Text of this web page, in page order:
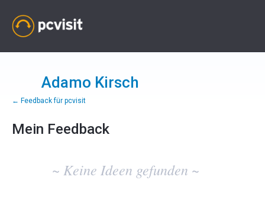
Adamo Kirsch
← Feedback für pcvisit
Mein Feedback
Ideenergebnisse~ Keine Ideen gefunden ~